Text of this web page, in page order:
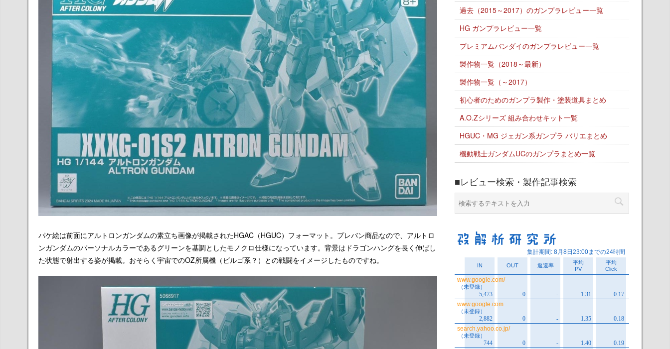
パケ絵は前面にアルトロンガンダムの素立ち画像が掲載されたHGAC（HGUC）フォーマット。プレバン商品なので、アルトロ
ンガンダムのパーソナルカラーであるグリーンを基調としたモノクロ仕様になっています。背景はドラゴンハングを長く伸ばし
た状態で射出する姿が掲載。おそらく宇宙でのOZ所属機（ビルゴ系？）との戦闘をイメージしたものですね。
過去（2015～2017）のガンプラレビュー一覧
HG ガンプラレビュー一覧
プレミアムバンダイのガンプラレビュー一覧
製作物一覧（2018～最新）
製作物一覧（～2017）
初心者のためのガンプラ製作・塗装道具まとめ
A.O.Zシリーズ 組み合わせキット一覧
HGUC・MG ジェガン系ガンプラ バリエまとめ
機動戦士ガンダムUCのガンプラまとめ一覧
■レビュー検索・製作記事検索